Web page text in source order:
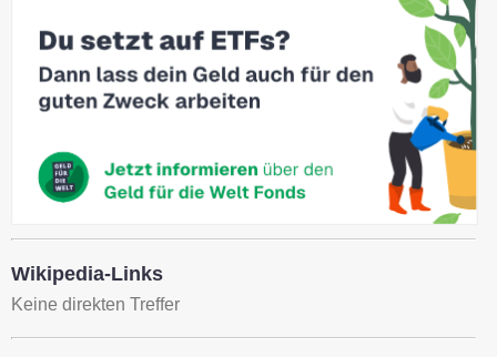
Wikipedia-Links
Keine direkten Treffer